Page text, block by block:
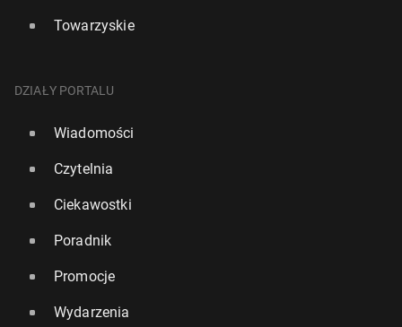
Towarzyskie
DZIAŁY PORTALU
Wiadomości
Czytelnia
Ciekawostki
Poradnik
Promocje
Wydarzenia